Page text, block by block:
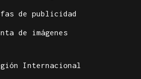
de publicidad
de imágenes
Internacional